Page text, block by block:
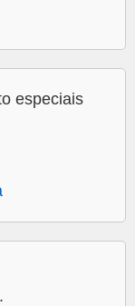
especiais